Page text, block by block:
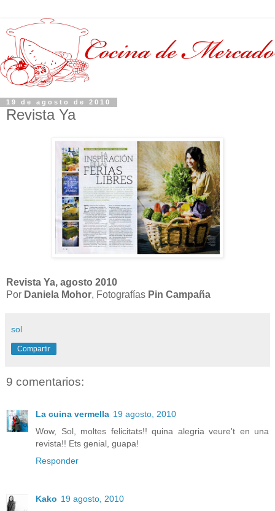
19 de agosto de 2010
Revista Ya
Revista Ya, agosto 2010
Por Daniela Mohor, Fotografías Pin Campaña
sol
Compartir
9 comentarios:
La cuina vermella 19 agosto, 2010
Wow, Sol, moltes felicitats!! quina alegria veure't en una
revista!! Ets genial, guapa!
Responder
Kako 19 agosto, 2010